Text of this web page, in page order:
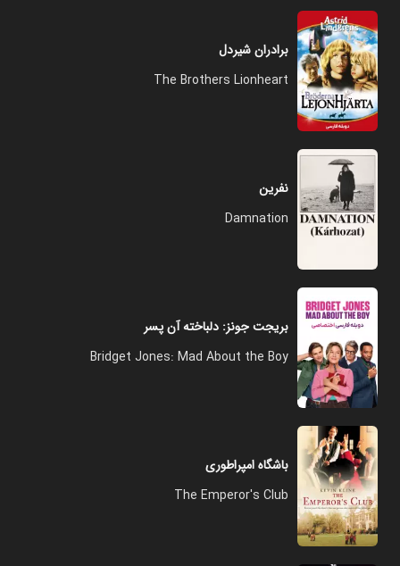
برادران شیردل
The Brothers Lionheart
نفرین
Damnation
بریجت جونز: دلباخته آن پسر
Bridget Jones: Mad About the Boy
باشگاه امپراطوری
The Emperor's Club